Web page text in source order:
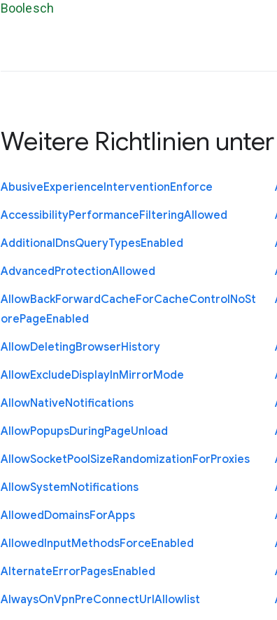
Boolesch
Weitere Richtlinien unter
AbusiveExperienceInterventionEnforce
AccessibilityPerformanceFilteringAllowed
AdditionalDnsQueryTypesEnabled
AdvancedProtectionAllowed
AllowBackForwardCacheForCacheControlNoSt
orePageEnabled
AllowDeletingBrowserHistory
AllowExcludeDisplayInMirrorMode
AllowNativeNotifications
AllowPopupsDuringPageUnload
AllowSocketPoolSizeRandomizationForProxies
AllowSystemNotifications
AllowedDomainsForApps
AllowedInputMethodsForceEnabled
AlternateErrorPagesEnabled
AlwaysOnVpnPreConnectUrlAllowlist